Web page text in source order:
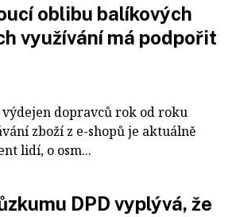
oblibu balíkových
využívání má podpořit
dopravců rok od roku
zboží z e-shopů je aktuálně
lidí, o osm...
DPD vyplývá, že